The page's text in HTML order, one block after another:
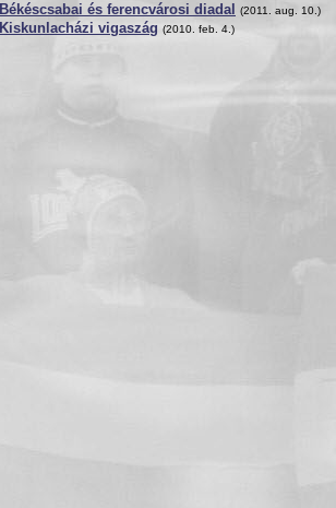
Békéscsabai és ferencvárosi diadal (2011. aug. 10.)
Kiskunlacházi vigaszág (2010. feb. 4.)